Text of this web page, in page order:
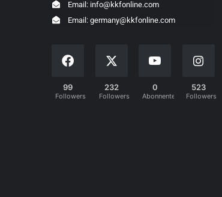
Email: info@kkfonline.com
Email: germany@kkfonline.com
99
Followers
232
Followers
0
Abonnenten
523
Followers